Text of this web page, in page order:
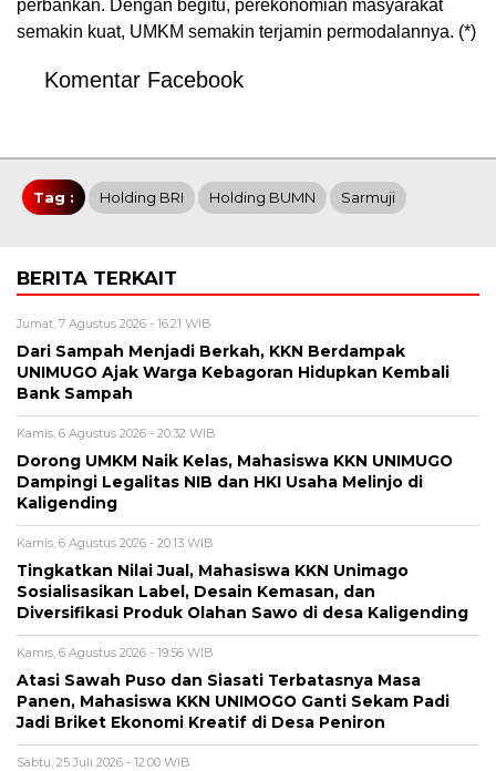
perbankan. Dengan begitu, perekonomian masyarakat
semakin kuat, UMKM semakin terjamin permodalannya. (*)
Komentar Facebook
Tag : Holding BRI Holding BUMN Sarmuji
BERITA TERKAIT
Jumat, 7 Agustus 2026 - 16:21 WIB
Dari Sampah Menjadi Berkah, KKN Berdampak
UNIMUGO Ajak Warga Kebagoran Hidupkan Kembali
Bank Sampah
Kamis, 6 Agustus 2026 - 20:32 WIB
Dorong UMKM Naik Kelas, Mahasiswa KKN UNIMUGO
Dampingi Legalitas NIB dan HKI Usaha Melinjo di
Kaligending
Kamis, 6 Agustus 2026 - 20:13 WIB
Tingkatkan Nilai Jual, Mahasiswa KKN Unimago
Sosialisasikan Label, Desain Kemasan, dan
Diversifikasi Produk Olahan Sawo di desa Kaligending
Kamis, 6 Agustus 2026 - 19:56 WIB
Atasi Sawah Puso dan Siasati Terbatasnya Masa
Panen, Mahasiswa KKN UNIMOGO Ganti Sekam Padi
Jadi Briket Ekonomi Kreatif di Desa Peniron
Sabtu, 25 Juli 2026 - 12:00 WIB